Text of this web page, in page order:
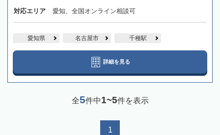
対応エリア 愛知、全国オンライン相談可
愛知県 名古屋市 千種駅
詳細を見る
全5件中1~5件を表示
1